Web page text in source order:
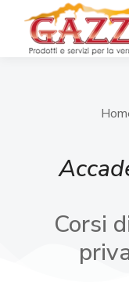
Corsi